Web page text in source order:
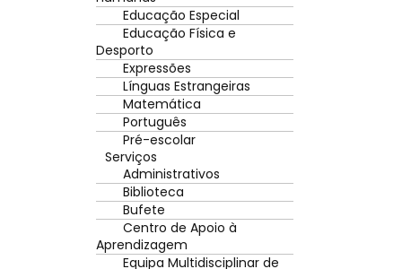
Educação Especial
Educação Física e
Desporto
Expressões
Línguas Estrangeiras
Matemática
Português
Pré-escolar
Serviços
Administrativos
Biblioteca
Bufete
Centro de Apoio à
Aprendizagem
Equipa Multidisciplinar de